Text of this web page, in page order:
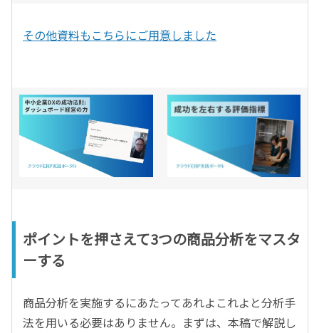
その他資料もこちらにご用意しました
ポイントを押さえて3つの商品分析をマスタ
ーする
商品分析を実施するにあたってあれよこれよと分析手
法を用いる必要はありません。まずは、本稿で解説し